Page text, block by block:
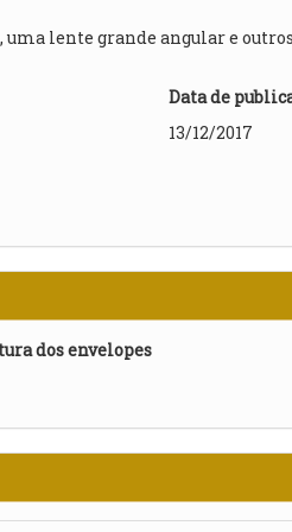
lente grande angular e
Data de
13/12/2017
dos envelopes